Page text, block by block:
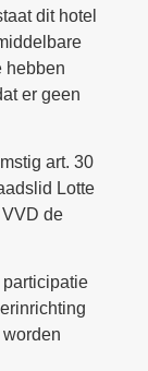
dit hotel
hebben
er geen
art. 30
Lotte
de